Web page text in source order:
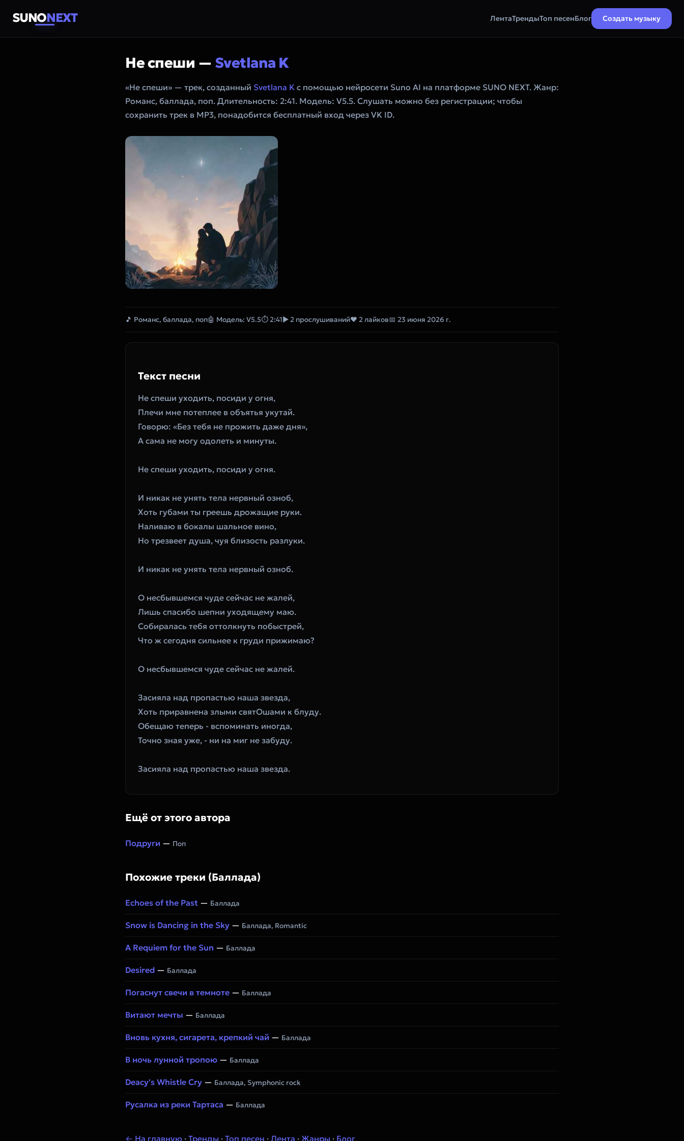
SUNONEXT ЛентаТрендыТоп песенБлог Создать музыку
Не спеши — Svetlana K
«Не спеши» — трек, созданный Svetlana K с помощью нейросети Suno AI на платформе SUNO NEXT. Жанр:
Романс, баллада, поп. Длительность: 2:41. Модель: V5.5. Слушать можно без регистрации; чтобы
сохранить трек в MP3, понадобится бесплатный вход через VK ID.
🎵 Романс, баллада, поп🤖 Модель: V5.5⏱ 2:41▶ 2 прослушиваний❤ 2 лайков📅 23 июня 2026 г.
Текст песни
Не спеши уходить, посиди у огня,
Плечи мне потеплее в объятья укутай.
Говорю: «Без тебя не прожить даже дня»,
А сама не могу одолеть и минуты.
Не спеши уходить, посиди у огня.
И никак не унять тела нервный озноб,
Хоть губами ты греешь дрожащие руки.
Наливаю в бокалы шальное вино,
Но трезвеет душа, чуя близость разлуки.
И никак не унять тела нервный озноб.
О несбывшемся чуде сейчас не жалей,
Лишь спасибо шепни уходящему маю.
Собиралась тебя оттолкнуть побыстрей,
Что ж сегодня сильнее к груди прижимаю?
О несбывшемся чуде сейчас не жалей.
Засияла над пропастью наша звезда,
Хоть приравнена злыми святОшами к блуду.
Обещаю теперь - вспоминать иногда,
Точно зная уже, - ни на миг не забуду.
Засияла над пропастью наша звезда.
Ещё от этого автора
Подруги — Поп
Похожие треки (Баллада)
Echoes of the Past — Баллада
Snow is Dancing in the Sky — Баллада, Romantic
A Requiem for the Sun — Баллада
Desired — Баллада
Погаснут свечи в темноте — Баллада
Витают мечты — Баллада
Вновь кухня, сигарета, крепкий чай — Баллада
В ночь лунной тропою — Баллада
Deacy's Whistle Cry — Баллада, Symphonic rock
Русалка из реки Тартаса — Баллада
← На главную · Тренды · Топ песен · Лента · Жанры · Блог